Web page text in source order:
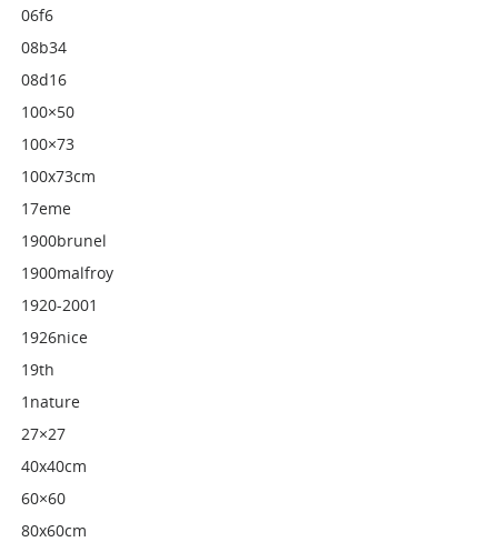
06f6
08b34
08d16
100×50
100×73
100x73cm
17eme
1900brunel
1900malfroy
1920-2001
1926nice
19th
1nature
27×27
40x40cm
60×60
80x60cm